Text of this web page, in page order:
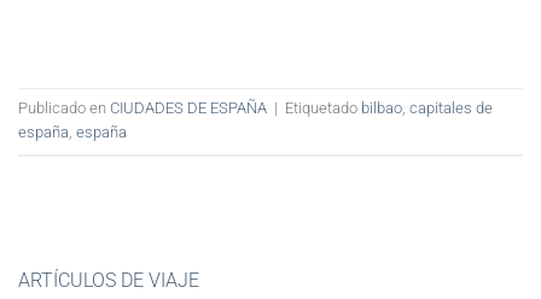
Publicado en CIUDADES DE ESPAÑA | Etiquetado bilbao, capitales de
españa, españa
ARTÍCULOS DE VIAJE